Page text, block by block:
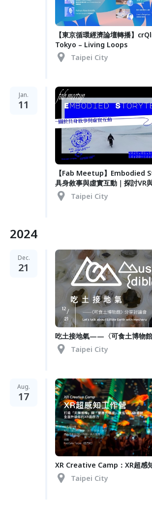
【東京循環經濟論壇轉播】
Tokyo – Living Loops
Taipei City
Jan.
11
【Fab Meetup】Embodied
具身敘事與虛實互動｜探討VR
Taipei City
2024
Dec.
21
吃土接地氣——〈可食土博物
Taipei City
Aug.
17
XR Creative Camp：XR超感
Taipei City